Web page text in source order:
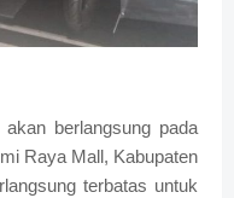
berlangsung pada
Raya Mall, Kabupaten
terbatas untuk